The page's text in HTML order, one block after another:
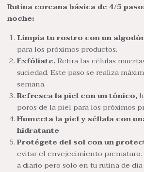
Rutina coreana básica de 4/5
noche:
Limpia tu rostro con un
para los próximos productos.
Exfóliate.Retira las células
suciedad. Este paso se realiza
semana.
Refresca la piel con un tónico,
poros de la piel para los próximos
Humecta la piel y séllala con
hidratante
Protégete del sol con un
evitar el envejecimiento
a diario pero solo en tu rutina de día